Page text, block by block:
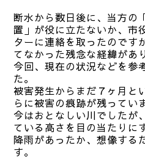
断水から数日後に、当方の
置」が役に立たないか、市
ターに連絡を取ったのです
てなかった残念な経緯があ
今回、現在の状況などを参
た。
被害発生からまだ７ヶ月と
らに被害の痕跡が残ってい
今はおとなしい川でしたが
ている高さを目の当たりに
降雨があったか、想像する
す。